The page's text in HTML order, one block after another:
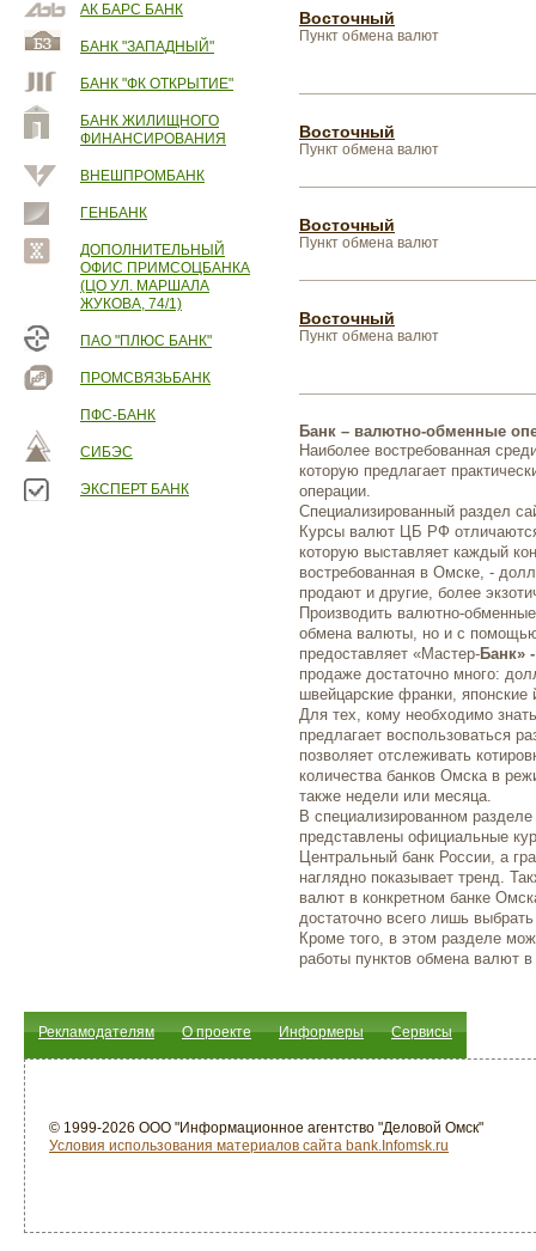
АК БАРС БАНК
БАНК "ЗАПАДНЫЙ"
БАНК "ФК ОТКРЫТИЕ"
БАНК ЖИЛИЩНОГО
ФИНАНСИРОВАНИЯ
ВНЕШПРОМБАНК
ГЕНБАНК
ДОПОЛНИТЕЛЬНЫЙ
ОФИС ПРИМСОЦБАНКА
(ЦО УЛ. МАРШАЛА
ЖУКОВА, 74/1)
ПАО "ПЛЮС БАНК"
ПРОМСВЯЗЬБАНК
ПФС-БАНК
СИБЭС
ЭКСПЕРТ БАНК
Восточный
Пункт обмена валют
Восточный
Пункт обмена валют
Восточный
Пункт обмена валют
Восточный
Пункт обмена валют
Банк – валютно-обменные
Наиболее востребованная
которую предлагает
операции.
Специализированный раздел
Курсы валют ЦБ РФ
которую выставляет каждый
востребованная в Омске, -
продают и другие, более
Производить валютно-
обмена валюты, но и с
предоставляет «Мастер-Банк»
продаже достаточно много:
швейцарские франки, японские
Для тех, кому необходимо
предлагает воспользоваться
позволяет отслеживать
количества банков Омска в
также недели или месяца.
В специализированном
представлены официальные
Центральный банк России, а
наглядно показывает тренд.
валют в конкретном банке
достаточно всего лишь
Кроме того, в этом разделе
работы пунктов обмена валют
Рекламодателям О проекте Информеры Сервисы
© 1999-2026 ООО "Информационное агентство "Деловой Омск"
Условия использования материалов сайта bank.Infomsk.ru